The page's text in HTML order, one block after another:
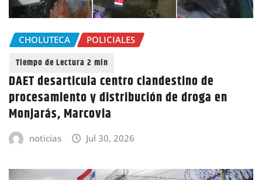
CHOLUTECA POLICIALES
DAET desarticula centro clandestino de
procesamiento y distribución de droga en
Monjarás, Marcovia
noticias Jul 30, 2026